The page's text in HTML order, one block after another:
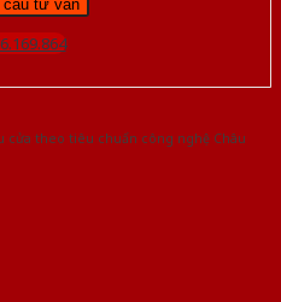
theo tiêu chuẩn công nghệ Châu